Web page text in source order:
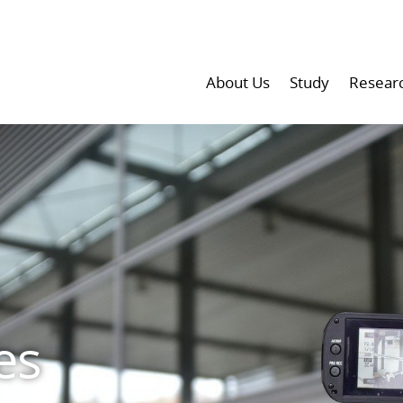
About Us Study